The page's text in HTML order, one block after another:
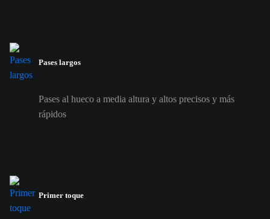
Pases largos
Pases al hueco a media altura y altos precisos y más
rápidos
Primer toque